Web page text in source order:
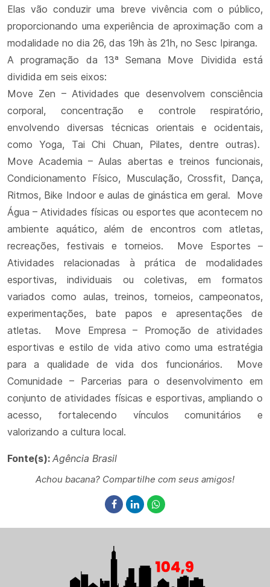
Elas vão conduzir uma breve vivência com o público,
proporcionando uma experiência de aproximação com a
modalidade no dia 26, das 19h às 21h, no Sesc Ipiranga.
A programação da 13ª Semana Move Dividida está
dividida em seis eixos:
Move Zen – Atividades que desenvolvem consciência
corporal, concentração e controle respiratório,
envolvendo diversas técnicas orientais e ocidentais,
como Yoga, Tai Chi Chuan, Pilates, dentre outras).
Move Academia – Aulas abertas e treinos funcionais,
Condicionamento Físico, Musculação, Crossfit, Dança,
Ritmos, Bike Indoor e aulas de ginástica em geral. Move
Água – Atividades físicas ou esportes que acontecem no
ambiente aquático, além de encontros com atletas,
recreações, festivais e torneios. Move Esportes –
Atividades relacionadas à prática de modalidades
esportivas, individuais ou coletivas, em formatos
variados como aulas, treinos, torneios, campeonatos,
experimentações, bate papos e apresentações de
atletas. Move Empresa – Promoção de atividades
esportivas e estilo de vida ativo como uma estratégia
para a qualidade de vida dos funcionários. Move
Comunidade – Parcerias para o desenvolvimento em
conjunto de atividades físicas e esportivas, ampliando o
acesso, fortalecendo vínculos comunitários e
valorizando a cultura local.
Fonte(s): Agência Brasil
Achou bacana? Compartilhe com seus amigos!